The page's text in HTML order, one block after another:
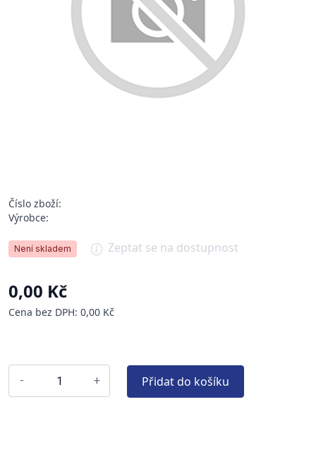
Číslo zboží:
Výrobce:
Není skladem Zeptat se na dostupnost
0,00 Kč
Cena bez DPH: 0,00 Kč
- + Přidat do košíku